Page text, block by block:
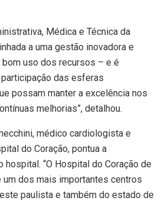
Médica e Técnica da
a uma gestão inovadora e
uso dos recursos – e é
das esferas
possam manter a excelência nos
melhorias”, detalhou.
médico cardiologista e
do Coração, pontua a
“O Hospital do Coração de
um dos mais importantes centros
paulista e também do estado de